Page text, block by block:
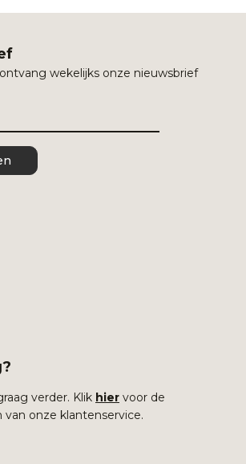
wekelijks onze nieuwsbrief
verder. Klik hier voor de
van onze klantenservice.